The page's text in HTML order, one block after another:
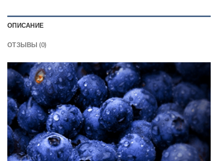
ОПИСАНИЕ
ОТЗЫВЫ (0)